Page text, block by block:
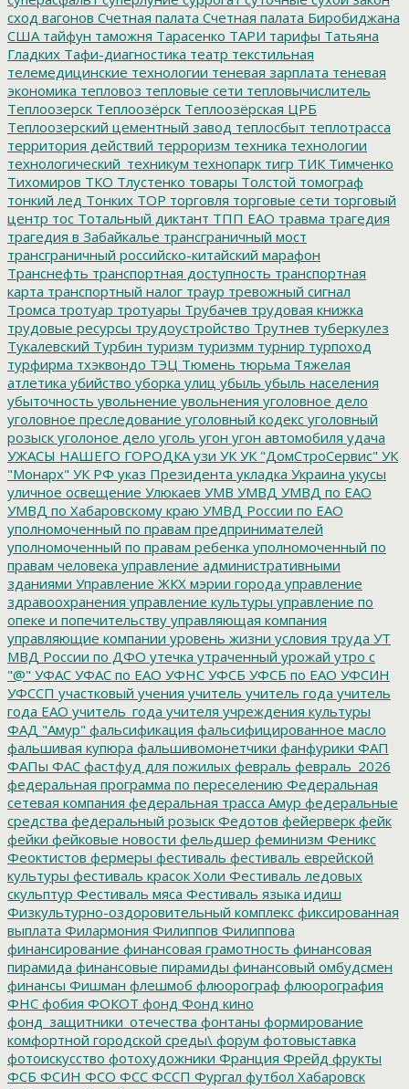
сход вагонов Счетная палата Счетная палата Биробиджана
США тайфун таможня Тарасенко ТАРИ тарифы Татьяна
Гладких Тафи-диагностика театр текстильная
телемедицинские технологии теневая зарплата теневая
экономика тепловоз тепловые сети тепловычислитель
Теплоозерск Теплоозёрск Теплоозёрская ЦРБ
Теплоозерский цементный завод теплосбыт теплотрасса
территория действий терроризм техника технологии
технологический_техникум технопарк тигр ТИК Тимченко
Тихомиров ТКО Тлустенко товары Толстой томограф
тонкий лед Тонких ТОР торговля торговые сети торговый
центр тос Тотальный диктант ТПП ЕАО травма трагедия
трагедия в Забайкалье трансграничный мост
трансграничный российско-китайский марафон
Транснефть транспортная доступность транспортная
карта транспортный налог траур тревожный сигнал
Тромса тротуар тротуары Трубачев трудовая книжка
трудовые ресурсы трудоустройство Трутнев туберкулез
Тукалевский Турбин туризм туризмм турнир турпоход
турфирма тхэквондо ТЭЦ Тюмень тюрьма Тяжелая
атлетика убийство уборка улиц убыль убыль населения
убыточность увольнение увольнения уголовное дело
уголовное преследование уголовный кодекс уголовный
розыск уголоное дело уголь угон угон автомобиля удача
УЖАСЫ НАШЕГО ГОРОДКА узи УК УК "ДомСтроСервис" УК
"Монарх" УК РФ указ Президента укладка Украина укусы
уличное освещение Улюкаев УМВ УМВД УМВД по ЕАО
УМВД по Хабаровскому краю УМВД России по ЕАО
уполномоченный по правам предпринимателей
уполномоченный по правам ребенка уполномоченный по
правам человека управление административными
зданиями Управление ЖКХ мэрии города управление
здравоохранения управление культуры управление по
опеке и попечительству управляющая компания
управляющие компании уровень жизни условия труда УТ
МВД России по ДФО утечка утраченный урожай утро с
"@" УФАС УФАС по ЕАО УФНС УФСБ УФСБ по ЕАО УФСИН
УФССП участковый учения учитель учитель года учитель
года ЕАО учитель_года учителя учреждения культуры
ФАД "Амур" фальсификация фальсифицированное масло
фальшивая купюра фальшивомонетчики фанфурики ФАП
ФАПы ФАС фастфуд для пожилых февраль февраль_2026
федеральная программа по переселению Федеральная
сетевая компания федеральная трасса Амур федеральные
средства федеральный розыск Федотов фейерверк фейк
фейки фейковые новости фельдшер феминизм Феникс
Феоктистов фермеры фестиваль фестиваль еврейской
культуры фестиваль красок Холи Фестиваль ледовых
скульптур Фестиваль мяса Фестиваль языка идиш
Физкультурно-оздоровительный комплекс фиксированная
выплата Филармония Филиппов Филиппова
финансирование финансовая грамотность финансовая
пирамида финансовые пирамиды финансовый омбудсмен
финансы Фишман флешмоб флюорограф флюорография
ФНС фобия ФОКОТ фонд Фонд кино
фонд_защитники_отечества фонтаны формирование
комфортной городской среды\ форум фотовыставка
фотоискусство фотохудожники Франция Фрейд фрукты
ФСБ ФСИН ФСО ФСС ФССП Фургал футбол Хабаровск